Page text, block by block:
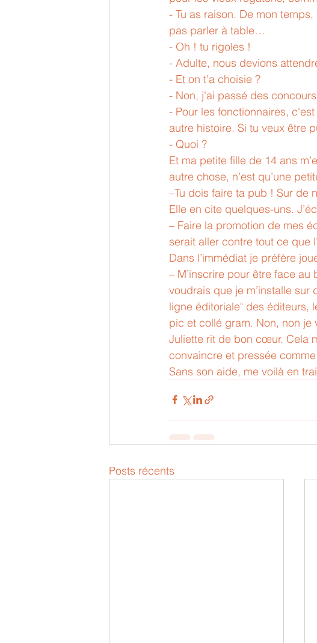
- Tu as raison. De mon
pas parler à table…
- Oh ! tu rigoles !
- Adulte, nous devions
- Et on t’a choisie ?
- Non, j'ai passé des
- Pour les fonctionnaires,
autre histoire. Si tu veux être
- Quoi ?
Et ma petite fille de 14 ans
autre chose, n’est qu’une
–Tu dois faire ta pub ! Sur de
Elle en cite quelques-uns.
– Faire la promotion de mes
serait aller contre tout ce que
Dans l’immédiat je préfère
– M’inscrire pour être face
voudrais que je m’installe sur
ligne éditoriale" des éditeurs,
pic et collé gram. Non, non
Juliette rit de bon cœur. Cela
convaincre et pressée
Sans son aide, me voilà en
Posts récents